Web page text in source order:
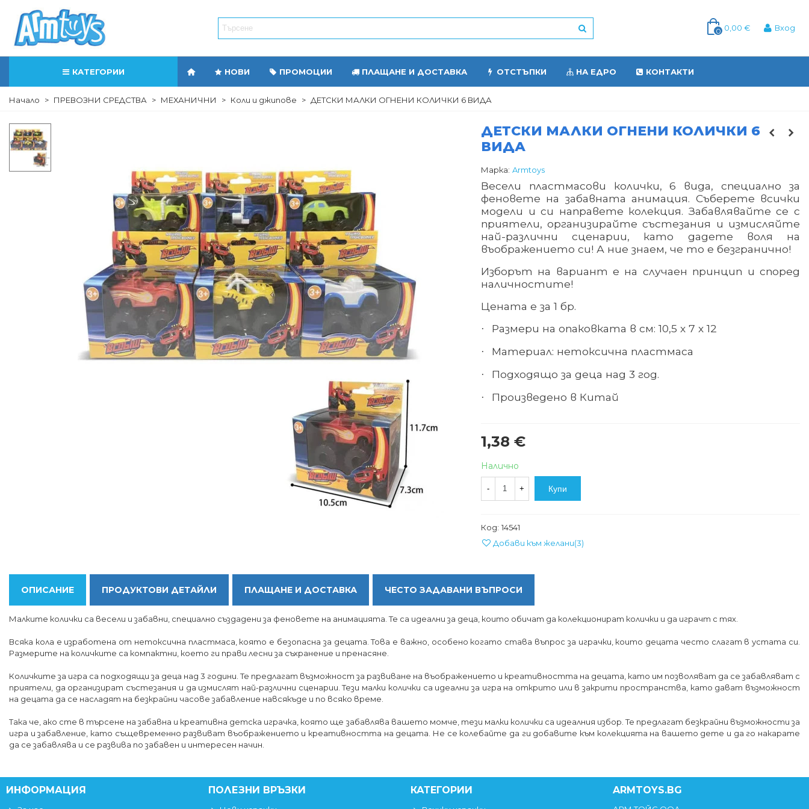
0 0,00 € Вход
КАТЕГОРИИ НОВИ ПРОМОЦИИ ПЛАЩАНЕ И ДОСТАВКА ОТСТЪПКИ НА ЕДРО КОНТАКТИ
Начало > ПРЕВОЗНИ СРЕДСТВА > МЕХАНИЧНИ > Коли и джипове > ДЕТСКИ МАЛКИ ОГНЕНИ КОЛИЧКИ 6 ВИДА
ДЕТСКИ МАЛКИ ОГНЕНИ КОЛИЧКИ 6
ВИДА
Марка: Armtoys
Весели пластмасови колички, 6 вида, специално за
феновете на забавната анимация. Съберете всички
модели и си направете колекция. Забавлявайте се с
приятели, организирайте състезания и измисляйте
най-различни сценарии, като дадете воля на
въображението си! А ние знаем, че то е безгранично!
Изборът на вариант е на случаен принцип и според
наличностите!
Цената е за 1 бр.
· Размери на опаковката в см: 10,5 х 7 х 12
· Материал: нетоксична пластмаса
· Подходящо за деца над 3 год.
· Произведено в Китай
1,38 €
Налично
- + Купи
Код: 14541
Добави към желани(3)
ОПИСАНИЕ ПРОДУКТОВИ ДЕТАЙЛИ ПЛАЩАНЕ И ДОСТАВКА ЧЕСТО ЗАДАВАНИ ВЪПРОСИ
Малките колички са весели и забавни, специално създадени за феновете на анимацията. Те са идеални за деца, които обичат да колекционират колички и да играчт с тях.
Всяка кола е изработена от нетоксична пластмаса, която е безопасна за децата. Това е важно, особено когато става въпрос за играчки, които децата често слагат в устата си.
Размерите на количките са компактни, което ги прави лесни за съхранение и пренасяне.
Количките за игра са подходящи за деца над 3 години. Те предлагат възможност за развиване на въображението и креативността на децата, като им позволяват да се забавляват с
приятели, да организират състезания и да измислят най-различни сценарии. Тези малки колички са идеални за игра на открито или в закрити пространства, като дават възможност
на децата да се насладят на безкрайни часове забавление навсякъде и по всяко време.
Така че, ако сте в търсене на забавна и креативна детска играчка, която ще забавлява вашето момче, тези малки колички са идеалния избор. Те предлагат безкрайни възможности за
игра и забавление, като същевременно развиват въображението и креативността на децата. Не се колебайте да ги добавите към колекцията на вашето дете и да го накарате
да се забавлява и се развива по забавен и интересен начин.
ИНФОРМАЦИЯ ПОЛЕЗНИ ВРЪЗКИ КАТЕГОРИИ ARMTOYS.BG